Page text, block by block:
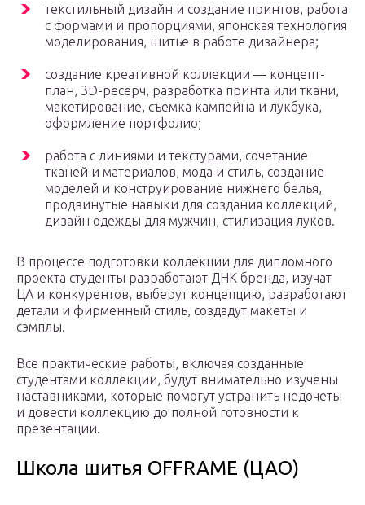
текстильный дизайн и создание принтов, работа
с формами и пропорциями, японская технология
моделирования, шитье в работе дизайнера;
создание креативной коллекции — концепт-
план, 3D-ресерч, разработка принта или ткани,
макетирование, съемка кампейна и лукбука,
оформление портфолио;
работа с линиями и текстурами, сочетание
тканей и материалов, мода и стиль, создание
моделей и конструирование нижнего белья,
продвинутые навыки для создания коллекций,
дизайн одежды для мужчин, стилизация луков.
В процессе подготовки коллекции для дипломного
проекта студенты разработают ДНК бренда, изучат
ЦА и конкурентов, выберут концепцию, разработают
детали и фирменный стиль, создадут макеты и
сэмплы.
Все практические работы, включая созданные
студентами коллекции, будут внимательно изучены
наставниками, которые помогут устранить недочеты
и довести коллекцию до полной готовности к
презентации.
Школа шитья OFFRAME (ЦАО)